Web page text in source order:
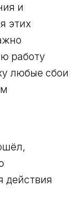
и
этих
работу
любые сбои
действия